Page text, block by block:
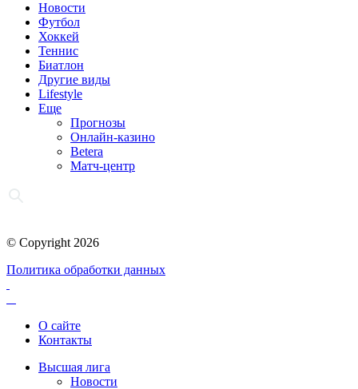
Новости
Футбол
Хоккей
Теннис
Биатлон
Другие виды
Lifestyle
Еще
Прогнозы
Онлайн-казино
Betera
Матч-центр
© Copyright 2026
Политика обработки данных
О сайте
Контакты
Высшая лига
Новости